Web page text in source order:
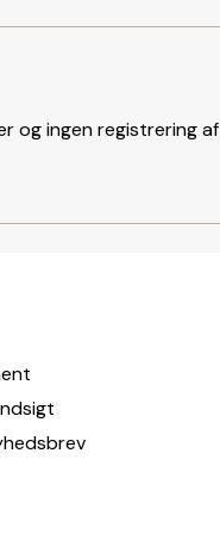
og ingen registrering af